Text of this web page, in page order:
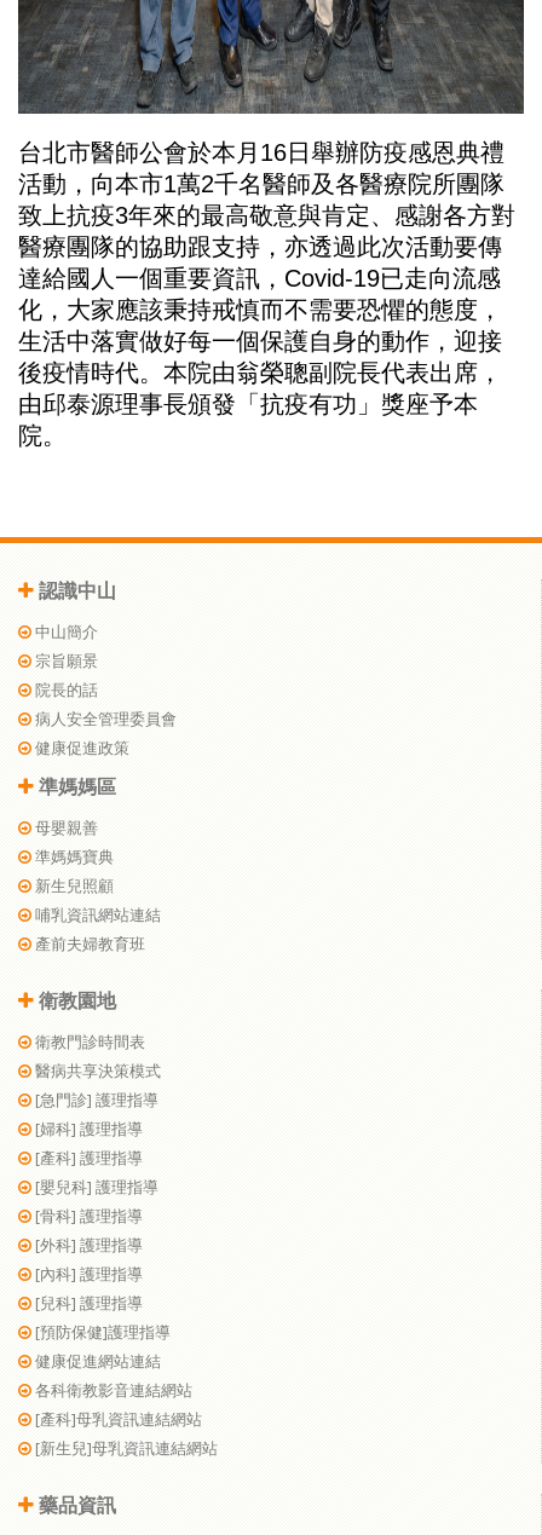
台北市醫師公會於本月16日舉辦防疫感恩典禮
活動，向本市1萬2千名醫師及各醫療院所團隊
致上抗疫3年來的最高敬意與肯定、感謝各方對
醫療團隊的協助跟支持，亦透過此次活動要傳
達給國人一個重要資訊，Covid-19已走向流感
化，大家應該秉持戒慎而不需要恐懼的態度，
生活中落實做好每一個保護自身的動作，迎接
後疫情時代。本院由翁榮聰副院長代表出席，
由邱泰源理事長頒發「抗疫有功」獎座予本
院。
認識中山
中山簡介
宗旨願景
院長的話
病人安全管理委員會
健康促進政策
準媽媽區
母嬰親善
準媽媽寶典
新生兒照顧
哺乳資訊網站連結
產前夫婦教育班
衛教園地
衛教門診時間表
醫病共享決策模式
[急門診] 護理指導
[婦科] 護理指導
[產科] 護理指導
[嬰兒科] 護理指導
[骨科] 護理指導
[外科] 護理指導
[內科] 護理指導
[兒科] 護理指導
[預防保健]護理指導
健康促進網站連結
各科衛教影音連結網站
[產科]母乳資訊連結網站
[新生兒]母乳資訊連結網站
藥品資訊